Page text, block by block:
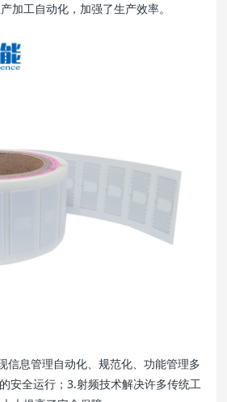
加工自动化，加强了生产效率。
信息管理自动化、规范化、功能管理多
安全运行；3.射频技术解决许多传统工